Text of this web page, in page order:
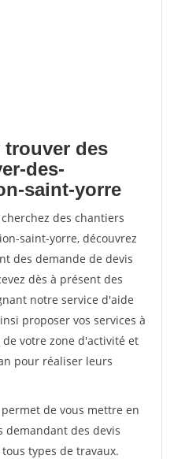
des
des-
saint-yorre
des chantiers
saint-yorre, découvrez
des demande de devis
dès à présent des
notre service d'aide
proposer vos services à
votre zone d'activité et
pour réaliser leurs
de vous mettre en
demandant des devis
types de travaux.